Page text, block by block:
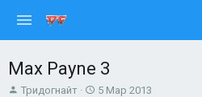
Max Payne 3
А
Тридогнайт
Д
5 Мар 2013